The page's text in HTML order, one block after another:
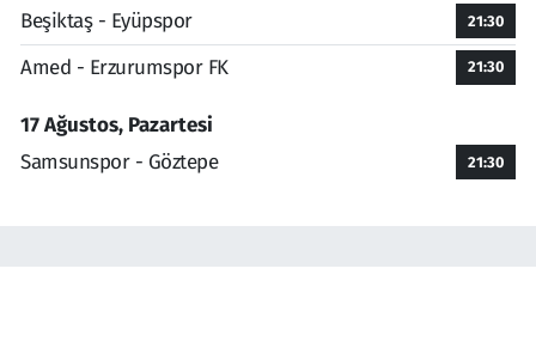
Beşiktaş - Eyüpspor 21:30
Amed - Erzurumspor FK 21:30
17 Ağustos, Pazartesi
Samsunspor - Göztepe
21:30